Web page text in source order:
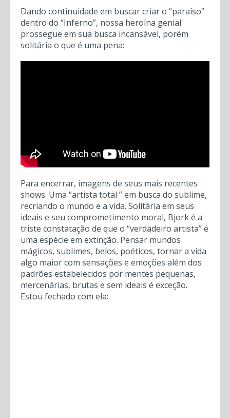
Dando continuidade em buscar criar o “paraíso”
dentro do “Inferno”, nossa heroína genial
prossegue em sua busca incansável, porém
solitária o que é uma pena:
Para encerrar, imagens de seus mais recentes
shows. Uma “artista total ” em busca do sublime,
recriando o mundo e a vida. Solitária em seus
ideais e seu comprometimento moral, Bjork é a
triste constatação de que o “verdadeiro artista” é
uma espécie em extinção. Pensar mundos
mágicos, sublimes, belos, poéticos, tornar a vida
algo maior com sensações e emoções além dos
padrões estabelecidos por mentes pequenas,
mercenárias, brutas e sem ideais é exceção.
Estou fechado com ela: